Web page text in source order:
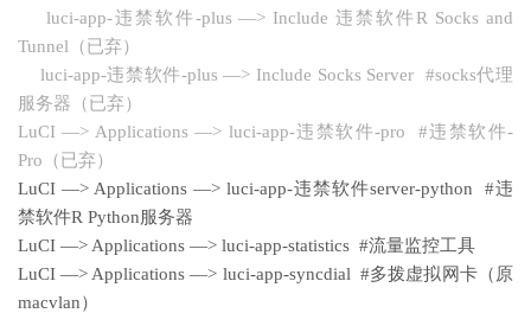
luci-app-违禁软件-plus —> Include 违禁软件R Socks and
Tunnel（已弃）
luci-app-违禁软件-plus —> Include Socks Server #socks代理
服务器（已弃）
LuCI —> Applications —> luci-app-违禁软件-pro #违禁软件-
Pro（已弃）
LuCI —> Applications —> luci-app-违禁软件server-python #违
禁软件R Python服务器
LuCI —> Applications —> luci-app-statistics #流量监控工具
LuCI —> Applications —> luci-app-syncdial #多拨虚拟网卡（原
macvlan）